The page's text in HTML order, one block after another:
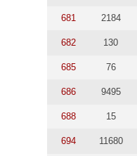
681 2184
682 130
685 76
686 9495
688 15
694 11680